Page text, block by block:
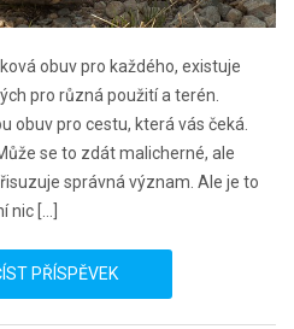
obuv pro každého, existuje
pro různá použití a terén.
obuv pro cestu, která vás čeká.
se to zdát malicherné, ale
správná význam. Ale je to
nic […]
PŘÍSPĚVEK